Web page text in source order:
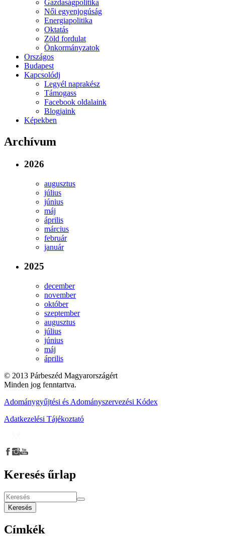
Gazdaságpolitika
Női egyenjogúság
Energiapolitika
Oktatás
Zöld fordulat
Önkormányzatok
Országos
Budapest
Kapcsolódj
Legyél naprakész
Támogass
Facebook oldalaink
Blogjaink
Képekben
Archívum
2026
augusztus
július
június
máj
április
március
február
január
2025
december
november
október
szeptember
augusztus
július
június
máj
április
© 2013 Párbeszéd Magyarországért
Minden jog fenntartva.
Adománygyűjtési és Adományszervezési Kódex
Adatkezelési Tájékoztató
Keresés űrlap
Keresés
Címkék